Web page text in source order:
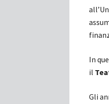
In
il
Gli